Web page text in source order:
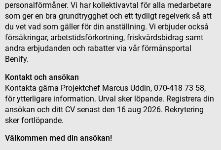
personalförmåner. Vi har kollektivavtal för alla medarbetare
som ger en bra grundtrygghet och ett tydligt regelverk så att
du vet vad som gäller för din anställning. Vi erbjuder också
försäkringar, arbetstidsförkortning, friskvårdsbidrag samt
andra erbjudanden och rabatter via vår förmånsportal
Benify.
Kontakt och ansökan
Kontakta gärna Projektchef Marcus Uddin, 070-418 73 58,
för ytterligare information. Urval sker löpande. Registrera din
ansökan och ditt CV senast den 16 aug 2026. Rekrytering
sker fortlöpande.
Välkommen med din ansökan!